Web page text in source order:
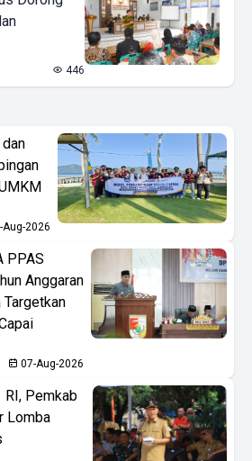
446
Aug-2026
PPAS
Anggaran
Targetkan
07-Aug-2026
RI, Pemkab
Lomba